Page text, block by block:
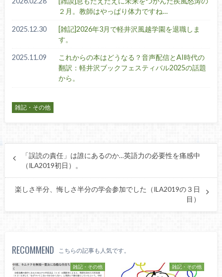
２月。教師はやっぱり体力ですね…
2025.12.30
[雑記]2026年3月で軽井沢風越学園を退職しま
す。
2025.11.09
これからの本はどうなる？音声配信とAI時代の
翻訳：軽井沢ブックフェスティバル2025の話題
から。
雑記・その他
「誤読の責任」は誰にあるのか…英語力の必要性を痛感中
（ILA2019初日）。
楽しさ半分、悔しさ半分の学会参加でした（ILA2019の３日
目）
RECOMMEND こちらの記事も人気です。
雑記・その他 雑記・その他